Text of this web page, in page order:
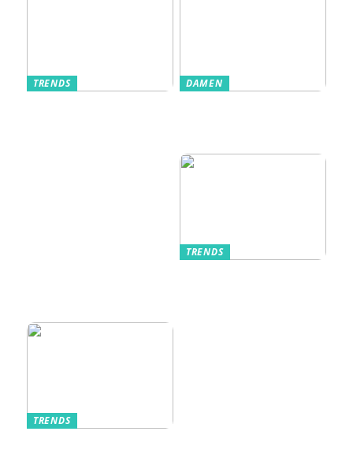
TRENDS DAMEN
TRENDS
TRENDS